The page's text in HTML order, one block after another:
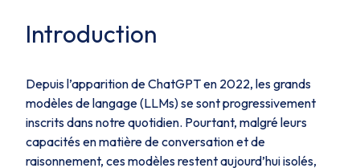
Introduction
Depuis l’apparition de ChatGPT en 2022, les grands
modèles de langage (LLMs) se sont progressivement
inscrits dans notre quotidien. Pourtant, malgré leurs
capacités en matière de conversation et de
raisonnement, ces modèles restent aujourd’hui isolés,